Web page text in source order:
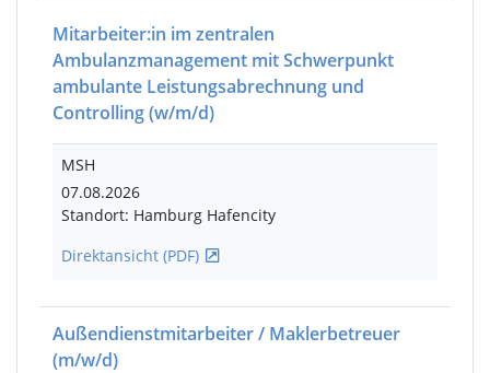
Mitarbeiter:in im zentralen
Ambulanzmanagement mit Schwerpunkt
ambulante Leistungsabrechnung und
Controlling(w/m/d)
MSH
07.08.2026
Standort: Hamburg Hafencity
Direktansicht (PDF)
Außendienstmitarbeiter / Maklerbetreuer
(m/w/d)